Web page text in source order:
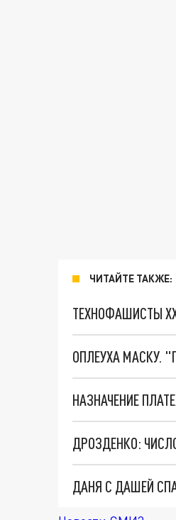
ЧИТАЙТЕ ТАКЖЕ:
ТЕХНОФАШИСТЫ
ОПЛЕУХА МАСКУ.
ДРОЗДЕНКО:
ДАНЯ С ДАШЕЙ